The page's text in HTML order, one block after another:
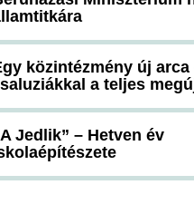
közintézmény új arca
a teljes
Jedlik” – Hetven év